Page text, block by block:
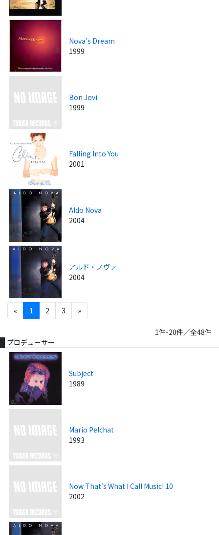
Nova's Dream
1999
Bon Jovi
1999
Falling Into You
2001
Aldo Nova
2004
アルド・ノヴァ
2004
« 1 2 3 »
1件-20件／全48件
プロデューサー
Subject
1989
Mario Pelchat
1993
Now That's What I Call Music! 10
2002